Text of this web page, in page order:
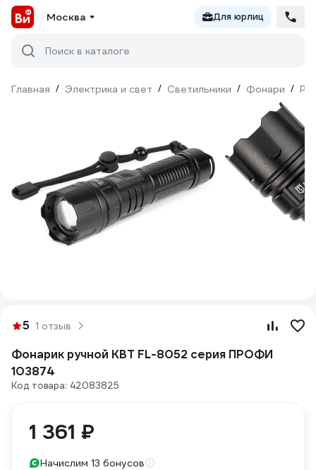
Москва Для юрлиц
Поиск в каталоге
Главная / Электрика и свет / Светильники / Фонари /
5 1 отзыв
Фонарик ручной КВТ FL-8052 серия ПРОФИ
103874
Код товара: 42083825
1 361 ₽
Начислим 13 бонусов